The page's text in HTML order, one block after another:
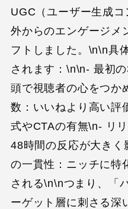
UGC（ユーザー生成
外からのエンゲージメ
フトしました。\n\n具
されます：\n\n- 最初
頭で視聴者の心をつか
数：いいねより高い評
式やCTAの有無\n- リ
48時間の反応が大き
の一貫性：ニッチに特
される\n\nつまり、「
ーゲット層に刺さる深